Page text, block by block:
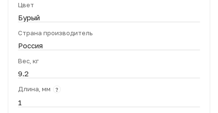
Цвет
Бурый
Страна производитель
Россия
Вес, кг
9.2
Длина, мм ?
1